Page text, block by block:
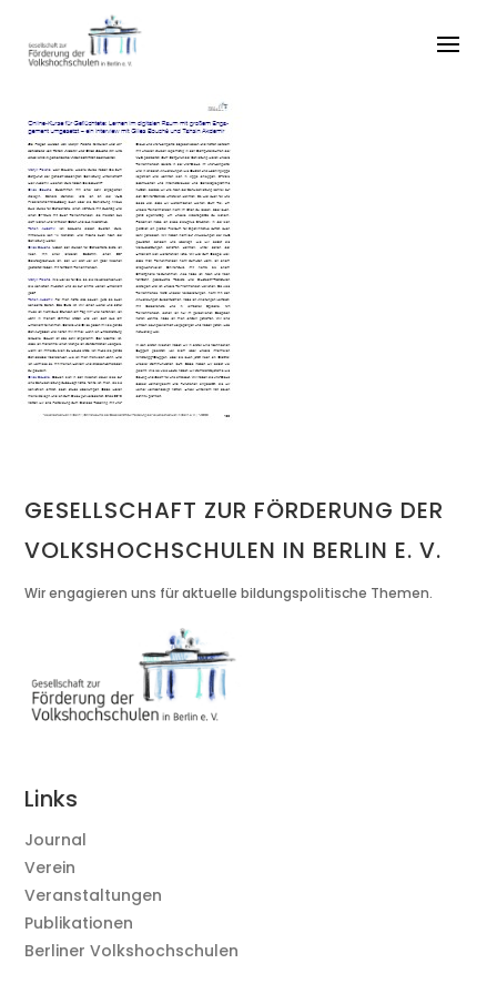
GESELLSCHAFT ZUR FÖRDERUNG DER
VOLKSHOCHSCHULEN IN BERLIN E. V.
Wir engagieren uns für aktuelle bildungspolitische Themen.
Links
Journal
Verein
Veranstaltungen
Publikationen
Berliner Volkshochschulen